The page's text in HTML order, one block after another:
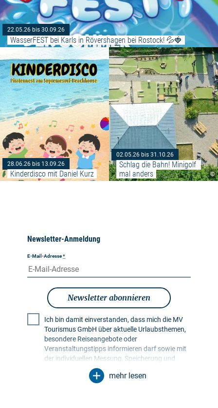
22.05.26 bis 30.09.26
WasserFEST bei Karls in Rövershagen bei Rostock! 💦🍓
28.06.26 bis 13.09.26
Kinderdisco mit Daniel Kurz
Weiterlesen: "Kinderdisco mit
©
02.05.26 bis 31.10.26
Schlag die Bahn! Minigolf
mal anders
Newsletter-Anmeldung
E-Mail-Adresse*
Newsletter abonnieren
Ich bin damit einverstanden, dass mich die MV
Tourismus GmbH über aktuelle Urlaubsthemen,
besondere Reiseangebote oder
Veranstaltungstipps informieren darf sowie mit
der individuellen Messung, Speicherung und
Auswertung von Öffnungs- und Klickraten in
Empfängerprofilen zu Zwecken der Gestaltung
mehr lesen